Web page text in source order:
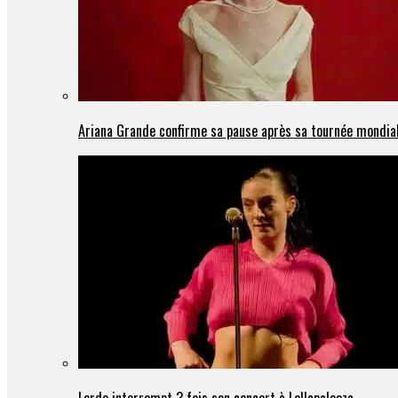
Ariana Grande confirme sa pause après sa tournée